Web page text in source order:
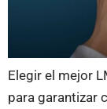
Elegir el mejor
para garantizar